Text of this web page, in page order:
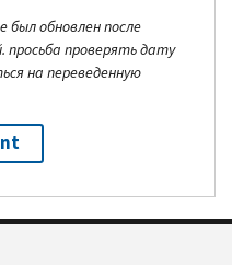
был обновлен после
просьба проверять дату
на переведенную